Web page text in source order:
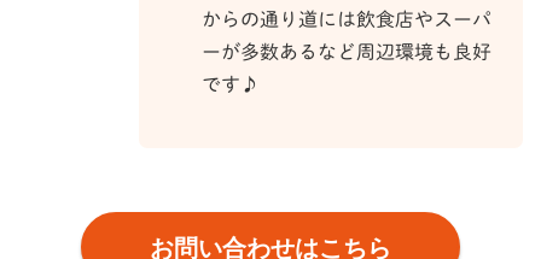
からの通り道には飲食店やスーパ
ーが多数あるなど周辺環境も良好
です♪
お問い合わせはこちら